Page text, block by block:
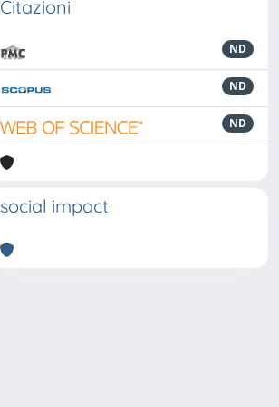
Citazioni
ND
ND
ND
social impact